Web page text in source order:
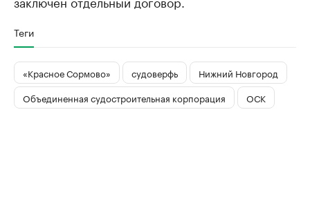
Теги
«Красное Сормово» судоверфь
Нижний Новгород
Объединенная судостроительная корпорация
ОСК